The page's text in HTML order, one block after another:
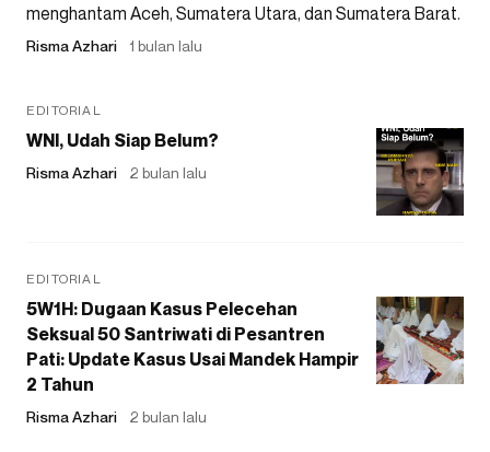
menghantam Aceh, Sumatera Utara, dan Sumatera Barat.
Risma Azhari 1 bulan lalu
EDITORIAL
WNI, Udah Siap Belum?
Risma Azhari 2 bulan lalu
EDITORIAL
5W1H: Dugaan Kasus Pelecehan
Seksual 50 Santriwati di Pesantren
Pati: Update Kasus Usai Mandek Hampir
2 Tahun
Risma Azhari 2 bulan lalu